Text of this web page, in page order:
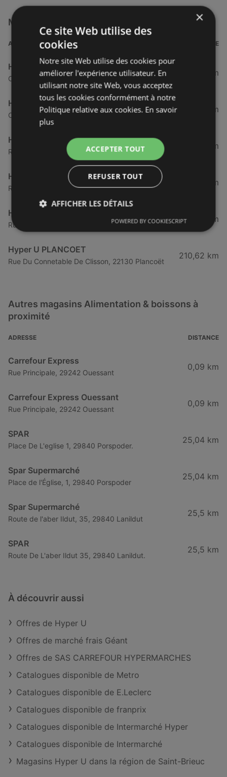
Magasins Hyper U à proximité
ADRESSE DISTANCE
Hyper U
Centre Commercial De La Baie, 22120 Yffiniac
178,42 km
Hyper U YFFINIAC
Centre Commercial De La Baie, 22120 Yffiniac
178,42 km
Hyper U
Route De Pontivy, 56890 Saint-Avé
193,46 km
Hyper U SAINT AVE
Route De Pontivy, 56890 Saint-Avé
193,46 km
Hyper U
Rue Du Connetable De Clisson, 22130 Plancoët
210,62 km
Hyper U PLANCOET
Rue Du Connetable De Clisson, 22130 Plancoët
210,62 km
Autres magasins Alimentation & boissons à
proximité
ADRESSE DISTANCE
Carrefour Express
Rue Principale, 29242 Ouessant
0,09 km
Carrefour Express Ouessant
Rue Principale, 29242 Ouessant
0,09 km
SPAR
Place De L'eglise 1, 29840 Porspoder.
25,04 km
Spar Supermarché
Place de l'Église, 1, 29840 Porspoder
25,04 km
Spar Supermarché
Route de l'aber Ildut, 35, 29840 Lanildut
25,5 km
SPAR
Route De L'aber Ildut 35, 29840 Lanildut.
25,5 km
À découvrir aussi
Offres de Hyper U
Offres de marché frais Géant
Offres de SAS CARREFOUR HYPERMARCHES
Catalogues disponible de Metro
Catalogues disponible de E.Leclerc
Catalogues disponible de franprix
Catalogues disponible de Intermarché Hyper
Catalogues disponible de Intermarché
Magasins Hyper U dans la région de Saint-Brieuc
×
Ce site Web utilise des
cookies
Notre site Web utilise des cookies pour
améliorer l'expérience utilisateur. En
utilisant notre site Web, vous acceptez
tous les cookies conformément à notre
Politique relative aux cookies. En savoir
plus
ACCEPTER TOUT
REFUSER TOUT
AFFICHER LES DÉTAILS
POWERED BY COOKIESCRIPT